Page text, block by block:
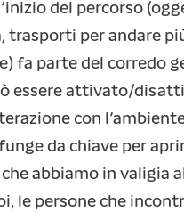
del percorso
trasporti per andare
fa parte del corredo
essere attivato/
con
da chiave per
abbiamo in valigia
le persone che